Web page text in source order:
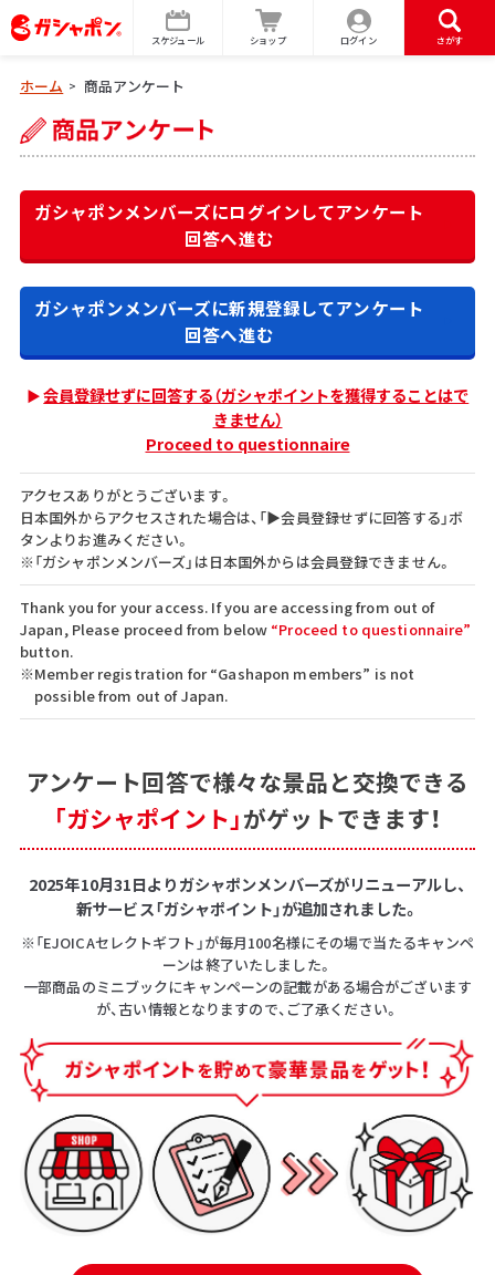
スケジュール ショップ ログイン さがす
ホーム > 商品アンケート
ガシャポンメンバーズにログインしてアンケート
回答へ進む
ガシャポンメンバーズに新規登録してアンケート
回答へ進む
会員登録せずに回答する（ガシャポイントを獲得することはで
きません）
Proceed to questionnaire
アクセスありがとうございます。
日本国外からアクセスされた場合は、「▶会員登録せずに回答する」ボ
タンよりお進みください。
※「ガシャポンメンバーズ」は日本国外からは会員登録できません。
Thank you for your access. If you are accessing from out of
Japan, Please proceed from below “Proceed to questionnaire”
button.
※Member registration for “Gashapon members” is not
possible from out of Japan.
アンケート回答で様々な景品と交換できる
「ガシャポイント」がゲットできます！
2025年10月31日よりガシャポンメンバーズがリニューアルし、
新サービス「ガシャポイント」が追加されました。
※「EJOICAセレクトギフト」が毎月100名様にその場で当たるキャンペ
ーンは終了いたしました。
一部商品のミニブックにキャンペーンの記載がある場合がございます
が、古い情報となりますので、ご了承ください。